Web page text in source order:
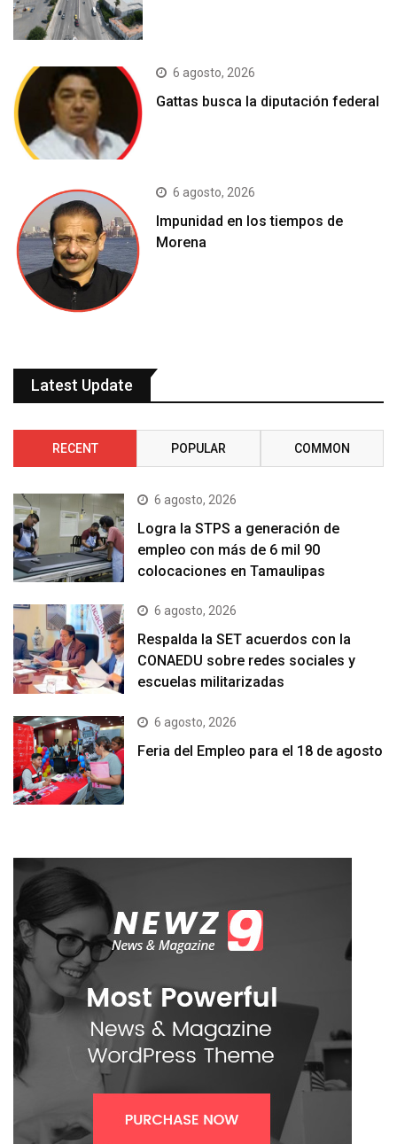
6 agosto, 2026
Gattas busca la diputación federal
6 agosto, 2026
Impunidad en los tiempos de
Morena
Latest Update
RECENT POPULAR COMMON
6 agosto, 2026
Logra la STPS a generación de
empleo con más de 6 mil 90
colocaciones en Tamaulipas
6 agosto, 2026
Respalda la SET acuerdos con la
CONAEDU sobre redes sociales y
escuelas militarizadas
6 agosto, 2026
Feria del Empleo para el 18 de agosto